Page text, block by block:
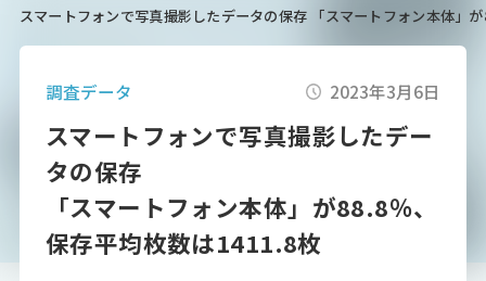
スマートフォンで写真撮影したデータの保存 「スマートフォン本体」
調査データ 2023年3月6日
スマートフォンで写真撮影したデー
タの保存
「スマートフォン本体」が88.8％、
保存平均枚数は1411.8枚